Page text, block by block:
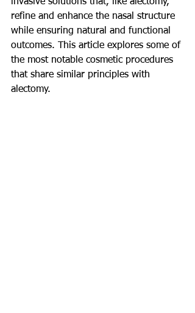
refine and enhance the nasal structure
while ensuring natural and functional
outcomes. This article explores some of
the most notable cosmetic procedures
that share similar principles with
alectomy.